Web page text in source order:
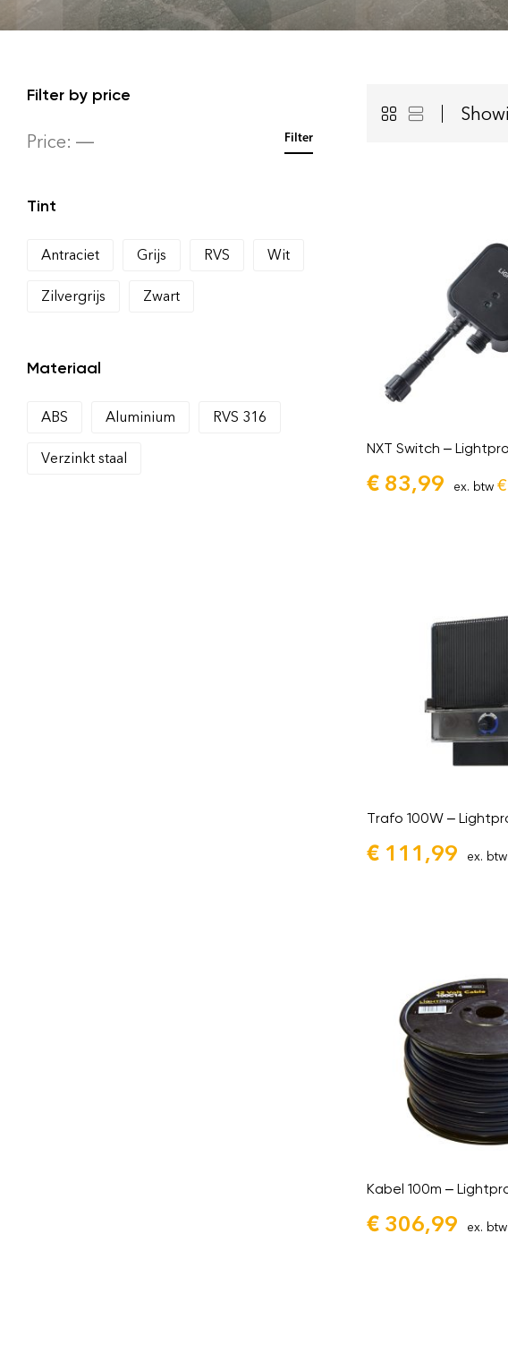
NXT Switch – Lightpro
€ 83,99 ex. btw €
Trafo 100W –
€ 111,99 ex. btw
Kabel 100m –
€ 306,99 ex. btw
Filter by price
Filter
Price: —
Tint
Antraciet Grijs RVS Wit
Zilvergrijs Zwart
Materiaal
ABS Aluminium RVS 316
Verzinkt staal